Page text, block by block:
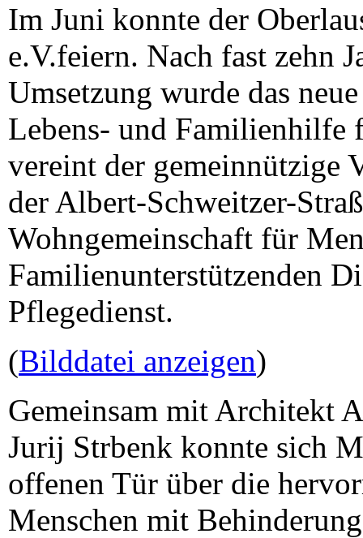
Im Juni konnte der
e.V.feiern. Nach fast zehn
Umsetzung wurde das
Lebens- und Familienhilfe
vereint der gemeinnützige
der Albert-Schweitzer-
Wohngemeinschaft für
Familienunterstützenden
Pflegedienst.
(Bilddatei anzeigen)
Gemeinsam mit Architekt
Jurij Strbenk konnte sich
offenen Tür über die
Menschen mit